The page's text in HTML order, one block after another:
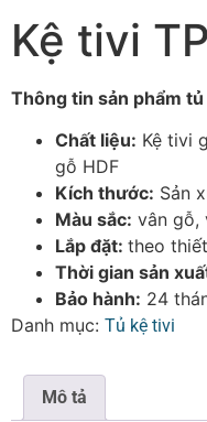
Kệ tivi
Thông tin sản phẩm
Chất liệu: Kệ tivi
gỗ HDF
Kích thước: Sản
Màu sắc: vân gỗ,
Lắp đặt: theo
Thời gian sản
Bảo hành: 24
Danh mục: Tủ kệ tivi
Mô tả